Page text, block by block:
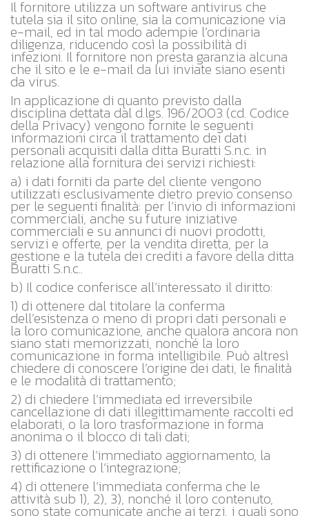
Il fornitore utilizza un software antivirus che
tutela sia il sito online, sia la comunicazione via
e-mail, ed in tal modo adempie l’ordinaria
diligenza, riducendo così la possibilità di
infezioni. Il fornitore non presta garanzia alcuna
che il sito e le e-mail da lui inviate siano esenti
da virus.
In applicazione di quanto previsto dalla
disciplina dettata dal d.lgs. 196/2003 (cd. Codice
della Privacy) vengono fornite le seguenti
informazioni circa il trattamento dei dati
personali acquisiti dalla ditta Buratti S.n.c. in
relazione alla fornitura dei servizi richiesti:
a) i dati forniti da parte del cliente vengono
utilizzati esclusivamente dietro previo consenso
per le seguenti finalità: per l’invio di informazioni
commerciali, anche su future iniziative
commerciali e su annunci di nuovi prodotti,
servizi e offerte, per la vendita diretta, per la
gestione e la tutela dei crediti a favore della ditta
Buratti S.n.c..
b) Il codice conferisce all’interessato il diritto:
1) di ottenere dal titolare la conferma
dell’esistenza o meno di propri dati personali e
la loro comunicazione, anche qualora ancora non
siano stati memorizzati, nonché la loro
comunicazione in forma intelligibile. Può altresì
chiedere di conoscere l’origine dei dati, le finalità
e le modalità di trattamento;
2) di chiedere l’immediata ed irreversibile
cancellazione di dati illegittimamente raccolti ed
elaborati, o la loro trasformazione in forma
anonima o il blocco di tali dati;
3) di ottenere l’immediato aggiornamento, la
rettificazione o l’integrazione;
4) di ottenere l’immediata conferma che le
attività sub 1), 2), 3), nonché il loro contenuto,
sono state comunicate anche ai terzi, i quali sono